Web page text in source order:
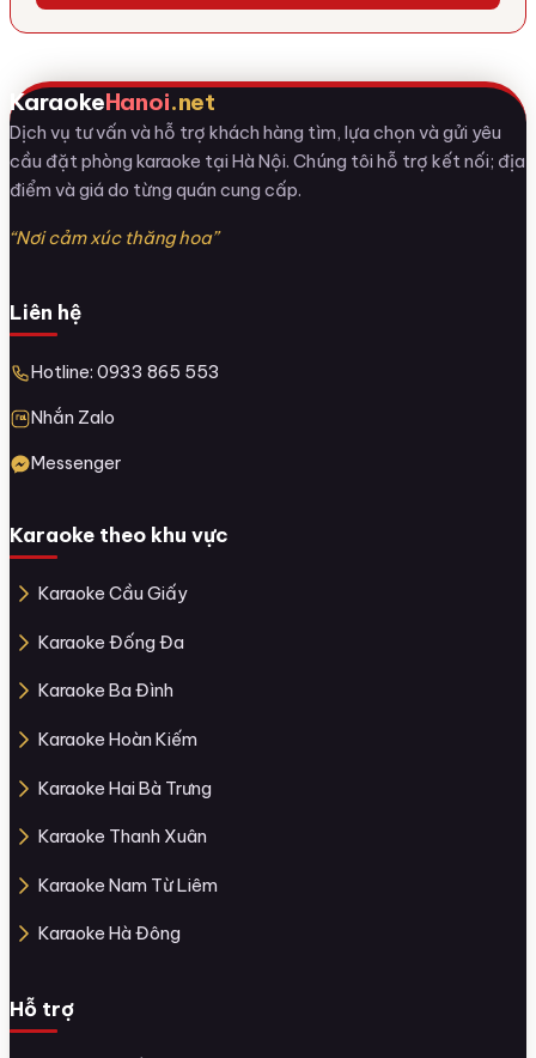
KaraokeHanoi.net
Dịch vụ tư vấn và hỗ trợ khách hàng tìm, lựa chọn và gửi yêu
cầu đặt phòng karaoke tại Hà Nội. Chúng tôi hỗ trợ kết nối; địa
điểm và giá do từng quán cung cấp.
“Nơi cảm xúc thăng hoa”
Liên hệ
Hotline: 0933 865 553
Nhắn Zalo
Messenger
Karaoke theo khu vực
Karaoke Cầu Giấy
Karaoke Đống Đa
Karaoke Ba Đình
Karaoke Hoàn Kiếm
Karaoke Hai Bà Trưng
Karaoke Thanh Xuân
Karaoke Nam Từ Liêm
Karaoke Hà Đông
Hỗ trợ